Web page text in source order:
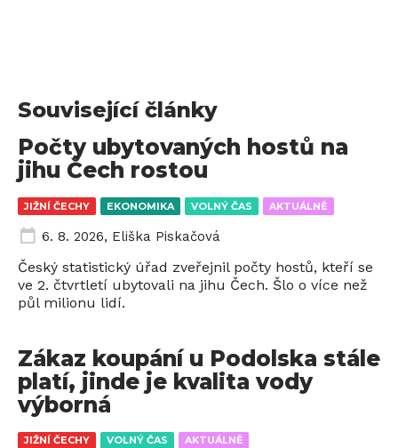
Související články
JIŽNÍ ČECHY EKONOMIKA VOLNÝ ČAS AKTUÁLNĚ
Počty ubytovaných hostů na
jihu Čech rostou
6. 8. 2026, Eliška Piskačová
Český statistický úřad zveřejnil počty hostů, kteří se
ve 2. čtvrtletí ubytovali na jihu Čech. Šlo o více než
půl milionu lidí.
JIŽNÍ ČECHY VOLNÝ ČAS AKTUÁLNĚ
Zákaz koupání u Podolska stále
platí, jinde je kvalita vody
výborná